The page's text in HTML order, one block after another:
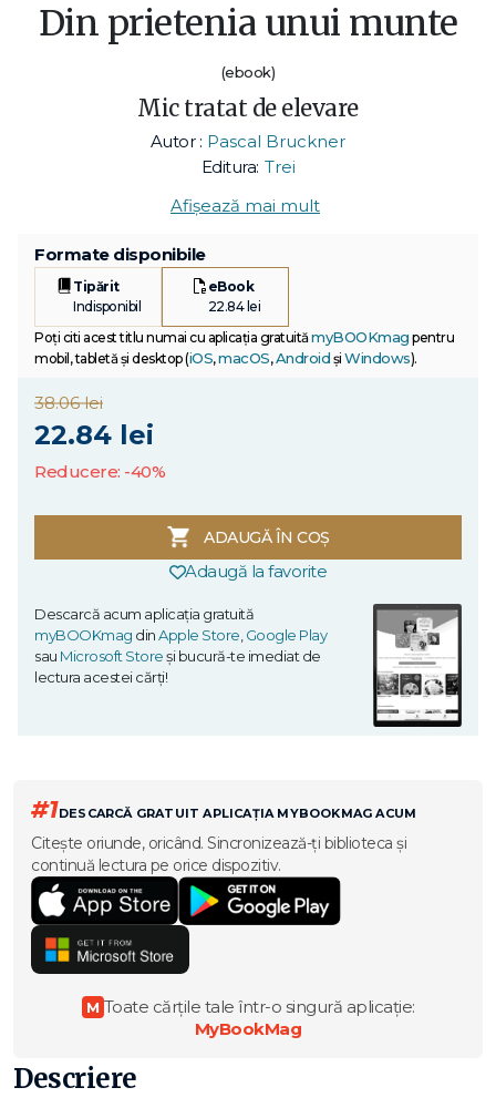
Din prietenia unui munte
(ebook)
Mic tratat de elevare
Autor : Pascal Bruckner
Editura: Trei
Afișează mai mult
Formate disponibile
Tipărit
Indisponibil
eBook
22.84 lei
Poți citi acest titlu numai cu aplicația gratuitămyBOOKmag pentru
mobil, tabletă și desktop (iOS,macOS,Android și Windows).
38.06 lei
22.84 lei
Reducere: -40%
ADAUGĂ ÎN COȘ
Adaugă la favorite
Descarcă acum aplicația gratuită
myBOOKmag dinApple Store,Google Play
sau Microsoft Storeși bucură-te imediat de
lectura acestei cărți!
#1DESCARCĂ GRATUIT APLICAȚIA MYBOOKMAG ACUM
Citește oriunde, oricând. Sincronizează-ți biblioteca și
continuă lectura pe orice dispozitiv.
M Toate cărțile tale într-o singură aplicație:
MyBookMag
Descriere